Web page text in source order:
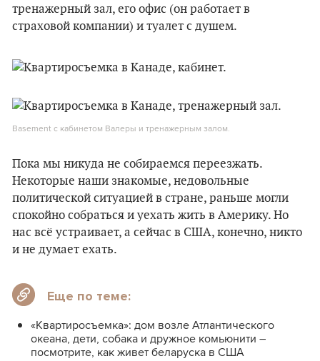
тренажерный зал, его офис (он работает в
страховой компании) и туалет с душем.
Basement с кабинетом Валеры и тренажерным залом.
Пока мы никуда не собираемся переезжать.
Некоторые наши знакомые, недовольные
политической ситуацией в стране, раньше могли
спокойно собраться и уехать жить в Америку. Но
нас всё устраивает, а сейчас в США, конечно, никто
и не думает ехать.
Еще по теме:
«Квартиросъемка»: дом возле Атлантического
океана, дети, собака и дружное комьюнити –
посмотрите, как живет беларуска в США